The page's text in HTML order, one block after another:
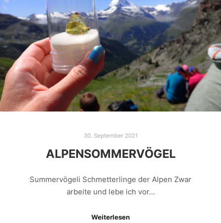
30. September 2021
ALPENSOMMERVÖGEL
Summervögeli Schmetterlinge der Alpen Zwar
arbeite und lebe ich vor…
Weiterlesen